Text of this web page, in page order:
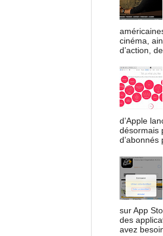
cinéma,
d’action,
d’Apple
désormais
d’abonnés
sur App
des
avez